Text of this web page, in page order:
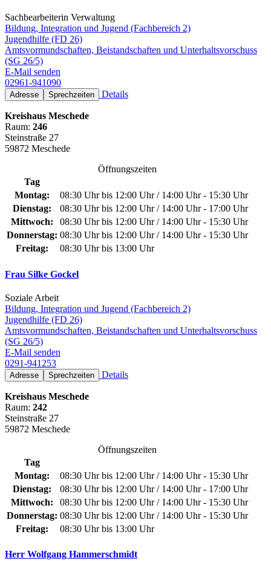
Sachbearbeiterin Verwaltung
Bildung, Integration und Jugend (Fachbereich 2)
Jugendhilfe (FD 26)
Amtsvormundschaften, Beistandschaften und Unterhaltsvorschuss
(SG 26/5)
E-Mail senden
02961-941090
Adresse Sprechzeiten Details
Kreishaus Meschede
Raum: 246
Steinstraße 27
59872 Meschede
Öffnungszeiten
Tag
Montag:
08:30 Uhr bis 12:00 Uhr / 14:00 Uhr - 15:30 Uhr
Dienstag:
08:30 Uhr bis 12:00 Uhr / 14:00 Uhr - 17:00 Uhr
Mittwoch:
08:30 Uhr bis 12:00 Uhr / 14:00 Uhr - 15:30 Uhr
Donnerstag: 08:30 Uhr bis 12:00 Uhr / 14:00 Uhr - 15:30 Uhr
Freitag:
08:30 Uhr bis 13:00 Uhr
Frau Silke Gockel
Soziale Arbeit
Bildung, Integration und Jugend (Fachbereich 2)
Jugendhilfe (FD 26)
Amtsvormundschaften, Beistandschaften und Unterhaltsvorschuss
(SG 26/5)
E-Mail senden
0291-941253
Adresse Sprechzeiten Details
Kreishaus Meschede
Raum: 242
Steinstraße 27
59872 Meschede
Öffnungszeiten
Tag
Montag:
08:30 Uhr bis 12:00 Uhr / 14:00 Uhr - 15:30 Uhr
Dienstag:
08:30 Uhr bis 12:00 Uhr / 14:00 Uhr - 17:00 Uhr
Mittwoch:
08:30 Uhr bis 12:00 Uhr / 14:00 Uhr - 15:30 Uhr
Donnerstag: 08:30 Uhr bis 12:00 Uhr / 14:00 Uhr - 15:30 Uhr
Freitag:
08:30 Uhr bis 13:00 Uhr
Herr Wolfgang Hammerschmidt